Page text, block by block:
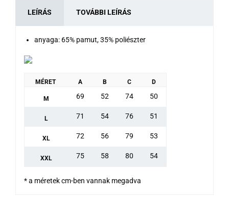
LEÍRÁS TOVÁBBI LEÍRÁS
anyaga: 65% pamut, 35% poliészter
MÉRET A B C D
M 69 52 74 50
L 71 54 76 51
XL 72 56 79 53
XXL 75 58 80 54
* a méretek cm-ben vannak megadva